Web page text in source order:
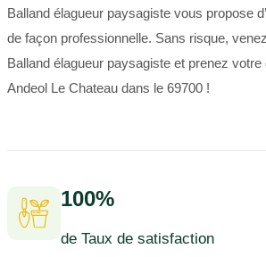
Balland élagueur paysagiste vous propose
de façon professionnelle. Sans risque,
Balland élagueur paysagiste et prenez
Andeol Le Chateau dans le 69700 !
100%
de Taux de satisfaction